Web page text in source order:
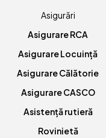
Asigurări
Asigurare RCA
Asigurare Locuință
Asigurare Călătorie
Asigurare CASCO
Asistență rutieră
Rovinietă